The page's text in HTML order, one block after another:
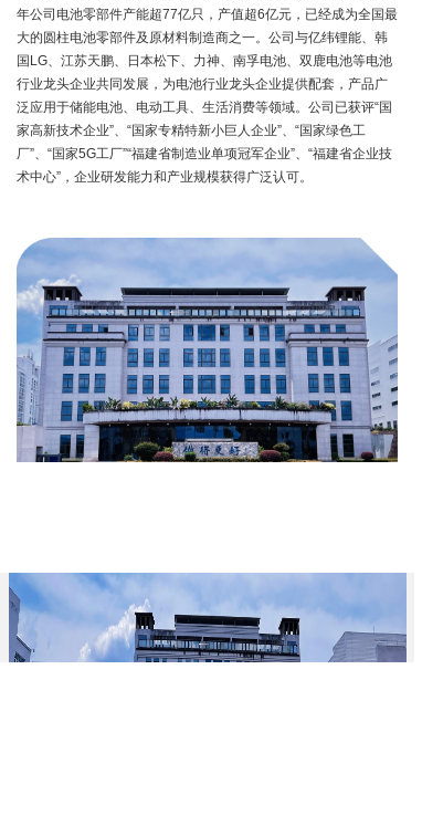
年公司电池零部件产能超77亿只，产值超6亿元，已经成为全国最
大的圆柱电池零部件及原材料制造商之一。公司与亿纬锂能、韩
国LG、江苏天鹏、日本松下、力神、南孚电池、双鹿电池等电池
行业龙头企业共同发展，为电池行业龙头企业提供配套，产品广
泛应用于储能电池、电动工具、生活消费等领域。公司已获评“国
家高新技术企业”、“国家专精特新小巨人企业”、“国家绿色工
厂”、“国家5G工厂”“福建省制造业单项冠军企业”、“福建省企业技
术中心”，企业研发能力和产业规模获得广泛认可。